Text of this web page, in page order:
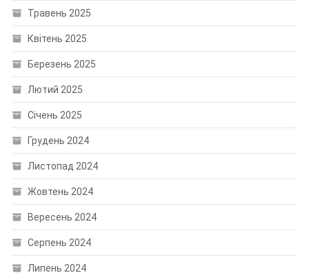
Травень 2025
Квітень 2025
Березень 2025
Лютий 2025
Січень 2025
Грудень 2024
Листопад 2024
Жовтень 2024
Вересень 2024
Серпень 2024
Липень 2024